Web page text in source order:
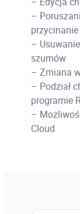
–
przycinanie
–
szumów
– Zmiana
– Podział
programie
–
Cloud